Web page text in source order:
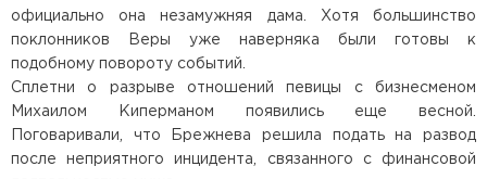
официально она незамужняя дама. Хотя большинство
поклонников Веры уже наверняка были готовы к
подобному повороту событий.
Сплетни о разрыве отношений певицы с бизнесменом
Михаилом Киперманом появились еще весной.
Поговаривали, что Брежнева решила подать на развод
после неприятного инцидента, связанного с финансовой